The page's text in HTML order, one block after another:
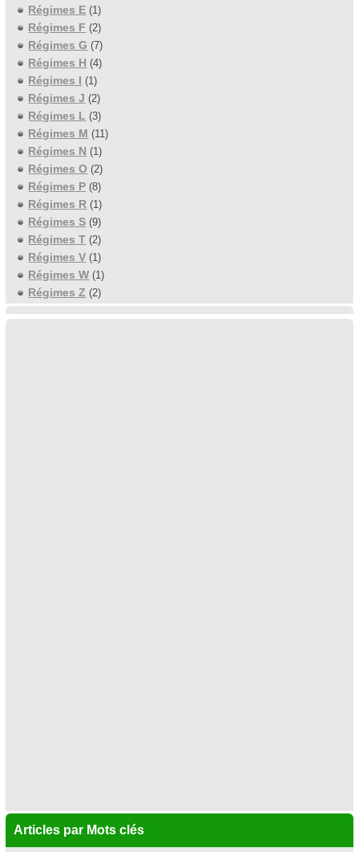
Régimes E (1)
Régimes F (2)
Régimes G (7)
Régimes H (4)
Régimes I (1)
Régimes J (2)
Régimes L (3)
Régimes M (11)
Régimes N (1)
Régimes O (2)
Régimes P (8)
Régimes R (1)
Régimes S (9)
Régimes T (2)
Régimes V (1)
Régimes W (1)
Régimes Z (2)
Articles par Mots clés